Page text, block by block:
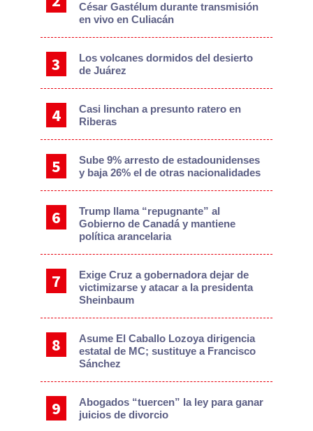
César Gastélum durante transmisión
en vivo en Culiacán
Los volcanes dormidos del desierto
de Juárez
Casi linchan a presunto ratero en
Riberas
Sube 9% arresto de estadounidenses
y baja 26% el de otras nacionalidades
Trump llama “repugnante” al
Gobierno de Canadá y mantiene
política arancelaria
Exige Cruz a gobernadora dejar de
victimizarse y atacar a la presidenta
Sheinbaum
Asume El Caballo Lozoya dirigencia
estatal de MC; sustituye a Francisco
Sánchez
Abogados “tuercen” la ley para ganar
juicios de divorcio